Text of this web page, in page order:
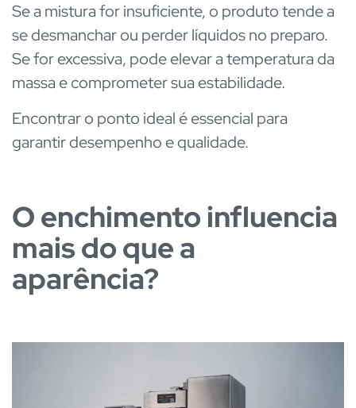
Se a mistura for insuficiente, o produto tende a
se desmanchar ou perder líquidos no preparo.
Se for excessiva, pode elevar a temperatura da
massa e comprometer sua estabilidade.
Encontrar o ponto ideal é essencial para
garantir desempenho e qualidade.
O enchimento influencia
mais do que a
aparência?